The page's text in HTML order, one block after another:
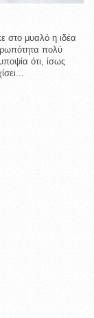
στο μυαλό η ιδέα
πολύ
ότι, ίσως